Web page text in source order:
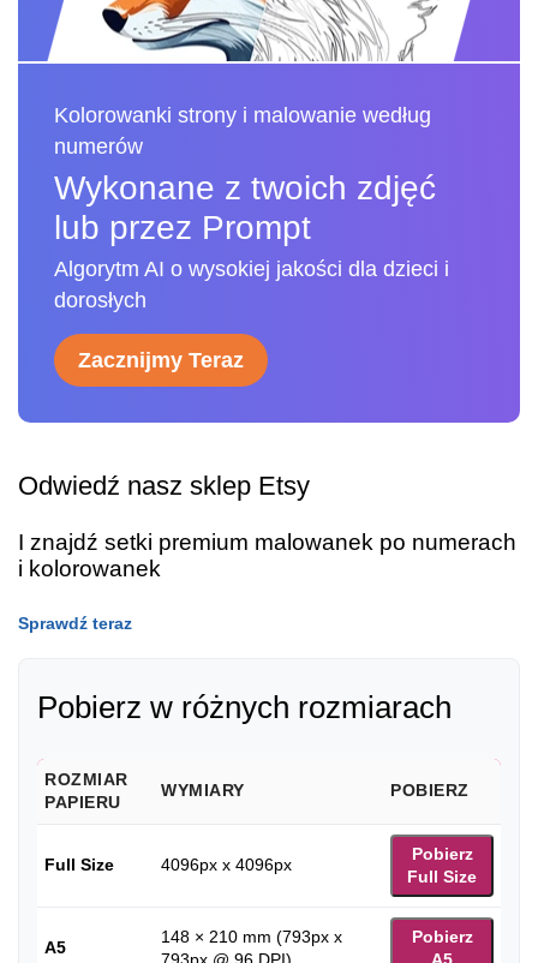
Kolorowanki strony i malowanie według
numerów
Wykonane z twoich zdjęć
lub przez Prompt
Algorytm AI o wysokiej jakości dla dzieci i
dorosłych
Zacznijmy Teraz
Odwiedź nasz sklep Etsy
I znajdź setki premium malowanek po numerach
i kolorowanek
Sprawdź teraz
Pobierz w różnych rozmiarach
ROZMIAR
PAPIERU
WYMIARY POBIERZ
Full Size 4096px x 4096px
Pobierz
Full Size
A5
148 × 210 mm (793px x
793px @ 96 DPI)
Pobierz
A5